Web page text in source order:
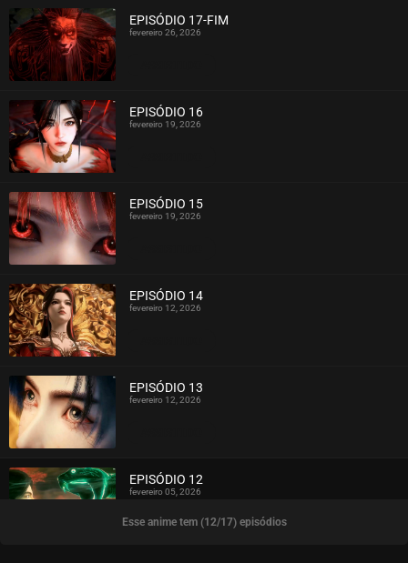
EPISÓDIO 17-FIM
fevereiro 26, 2026
EPISÓDIO 16
fevereiro 19, 2026
EPISÓDIO 15
fevereiro 19, 2026
EPISÓDIO 14
fevereiro 12, 2026
EPISÓDIO 13
fevereiro 12, 2026
ASSISTIDO
EPISÓDIO 12
fevereiro 05, 2026
Esse anime tem (12/17) episódios